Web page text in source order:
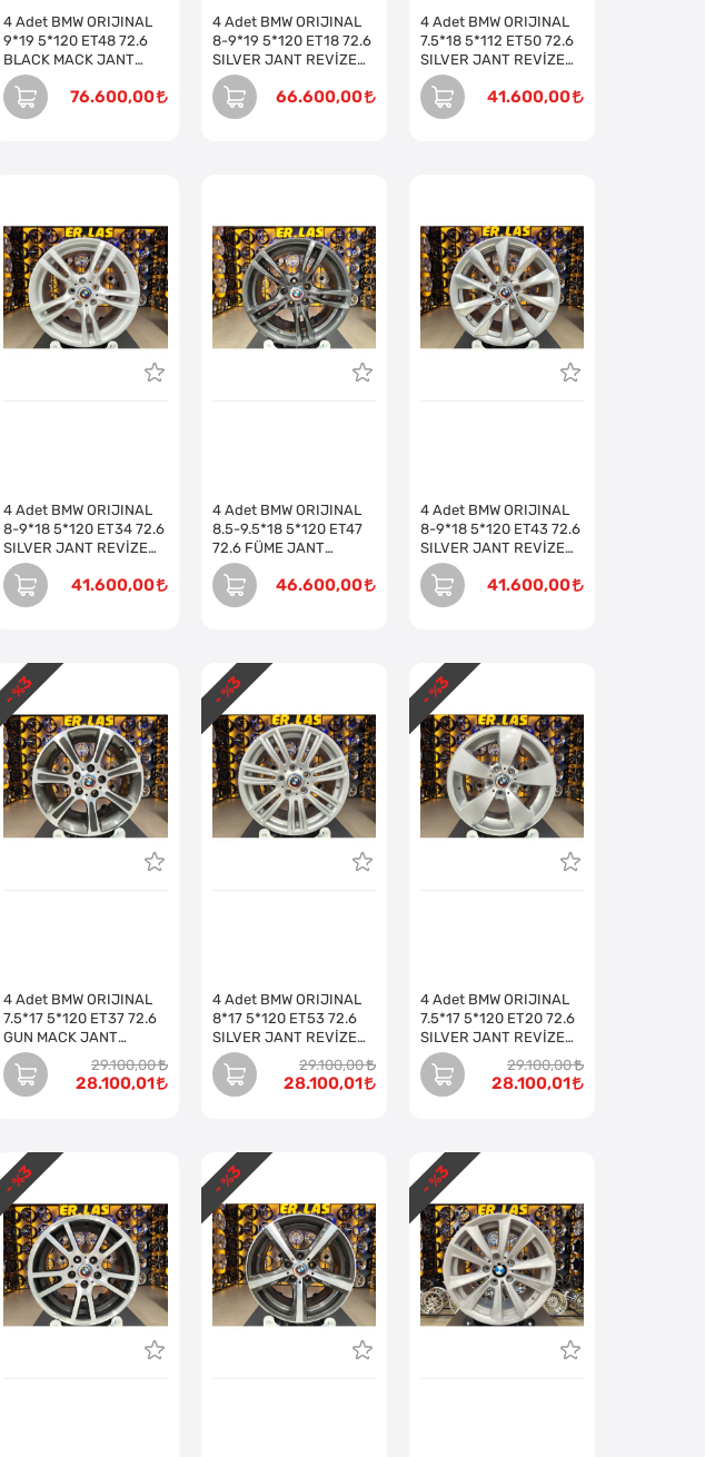
4 Adet BMW ORIJINAL
9*19 5*120 ET48 72.6
BLACK MACK JANT
REVİZE EDİLMİŞ (Takım)
76.600,00
4 Adet BMW ORIJINAL
8-9*19 5*120 ET18 72.6
SILVER JANT REVİZE
EDİLMİŞ (Takım)
66.600,00
4 Adet BMW ORIJINAL
7.5*18 5*112 ET50 72.6
SILVER JANT REVİZE
EDİLMİŞ (Takım)
41.600,00
4 Adet BMW ORIJINAL
8-9*18 5*120 ET34 72.6
SILVER JANT REVİZE
41.600,00
4 Adet BMW ORIJINAL
8.5-9.5*18 5*120 ET47
72.6 FÜME JANT
REVİZE EDİLMİŞ (Takım)
46.600,00
4 Adet BMW ORIJINAL
8-9*18 5*120 ET43 72.6
SILVER JANT REVİZE
EDİLMİŞ (Takım)
41.600,00
4 Adet BMW ORIJINAL
7.5*17 5*120 ET37 72.6
GUN MACK JANT
REVİZE EDİLMİŞ (Takım)
29.100,00
28.100,01
- %
3
4 Adet BMW ORIJINAL
8*17 5*120 ET53 72.6
SILVER JANT REVİZE
EDİLMİŞ (Takım)
29.100,00
28.100,01
- %
3
4 Adet BMW ORIJINAL
7.5*17 5*120 ET20 72.6
SILVER JANT REVİZE
EDİLMİŞ (Takım)
29.100,00
28.100,01
- %
3
- %
3 - %
3 - %
3